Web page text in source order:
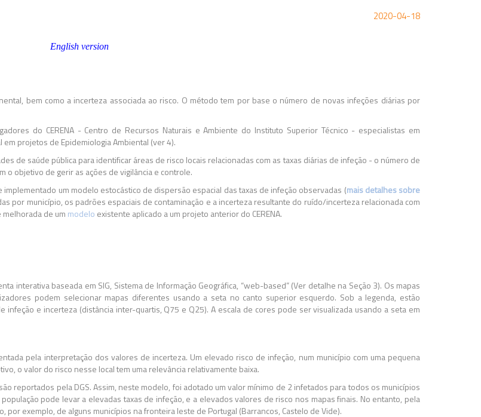
2020-04-18
English version
bem como a incerteza associada ao risco. O método tem por base o número de novas infeções diárias por
do CERENA - Centro de Recursos Naturais e Ambiente do Instituto Superior Técnico - especialistas em
em projetos de Epidemiologia Ambiental (ver 4).
de saúde pública para identificar áreas de risco locais relacionadas com as taxas diárias de infeção - o número de
objetivo de gerir as ações de vigilância e controle.
um modelo estocástico de dispersão espacial das taxas de infeção observadas (mais detalhes sobre
por município, os padrões espaciais de contaminação e a incerteza resultante do ruído/incerteza relacionada com
de um modelo existente aplicado a um projeto anterior do CERENA.
interativa baseada em SIG, Sistema de Informação Geográfica, “web-based” (Ver detalhe na Seção 3). Os mapas
podem selecionar mapas diferentes usando a seta no canto superior esquerdo. Sob a legenda, estão
e incerteza (distância inter-quartis, Q75 e Q25). A escala de cores pode ser visualizada usando a seta em
pela interpretação dos valores de incerteza. Um elevado risco de infeção, num município com uma pequena
o valor do risco nesse local tem uma relevância relativamente baixa.
reportados pela DGS. Assim, neste modelo, foi adotado um valor mínimo de 2 infetados para todos os municípios
pode levar a elevadas taxas de infeção, e a elevados valores de risco nos mapas finais. No entanto, pela
exemplo, de alguns municípios na fronteira leste de Portugal (Barrancos, Castelo de Vide).